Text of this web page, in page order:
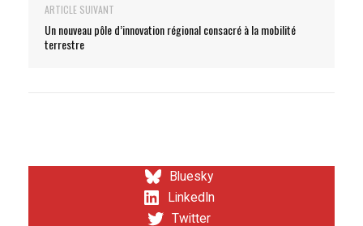
ARTICLE SUIVANT
Un nouveau pôle d’innovation régional consacré à la mobilité
terrestre
Bluesky
LinkedIn
Twitter